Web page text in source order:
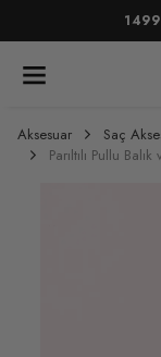
Aksesuar Saç
Parıltılı Pullu